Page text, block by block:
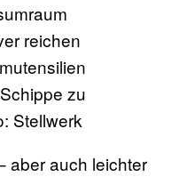
reichen
zu
Stellwerk
aber auch leichter